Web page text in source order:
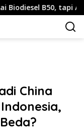
B50, tapi Ada
China